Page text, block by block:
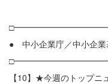
● 中小企業庁／中小企業
【10】★今週のトップニ